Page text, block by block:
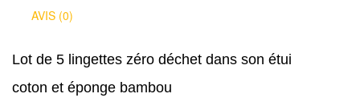
AVIS (0)
Lot de 5 lingettes zéro déchet dans son étui
coton et éponge bambou